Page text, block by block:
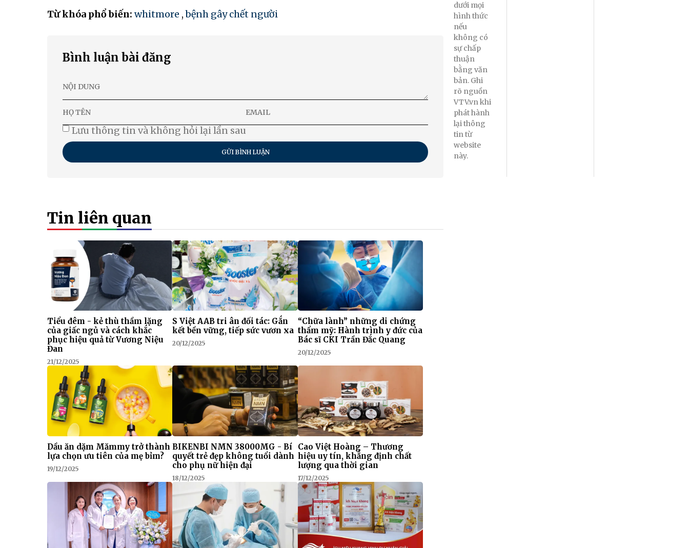
Từ khóa phổ biến: whitmore ,bệnh gây chết người
Bình luận bài đăng
Lưu thông tin và không hỏi lại lần sau
GỬI BÌNH LUẬN
Tin liên quan
Tiểu đêm - kẻ thù thầm lặng
của giấc ngủ và cách khắc
phục hiệu quả từ Vương Niệu
Đan
21/12/2025
S Việt AAB tri ân đối tác: Gắn
kết bền vững, tiếp sức vươn xa
20/12/2025
“Chữa lành” những di chứng
thẩm mỹ: Hành trình y đức của
Bác sĩ CKI Trần Đắc Quang
20/12/2025
Dầu ăn dặm Mămmy trở thành
lựa chọn ưu tiên của mẹ bỉm?
19/12/2025
BIKENBI NMN 38000MG - Bí
quyết trẻ đẹp không tuổi dành
cho phụ nữ hiện đại
18/12/2025
Cao Việt Hoàng – Thương
hiệu uy tín, khẳng định chất
lượng qua thời gian
17/12/2025
dưới mọi
hình thức
nếu
không có
sự chấp
thuận
bằng văn
bản. Ghi
rõ nguồn
VTV.vn khi
phát hành
lại thông
tin từ
website
này.